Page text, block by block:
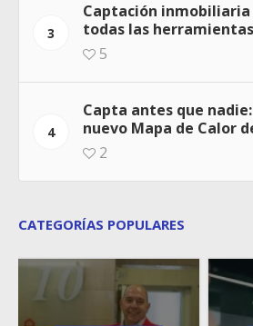
3
Captación
todas las
5
4
Capta antes que
nuevo Mapa de Calor
2
CATEGORÍAS POPULARES